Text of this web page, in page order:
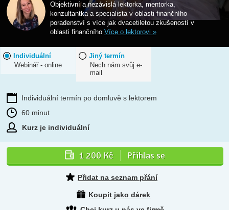
Objektivní a nezávislá lektorka, mentorka,
konzultantka a specialista v oblasti finančního
poradenství s více jak dvacetiletou zkušeností v
oblasti finančního Více o lektorovi »
Individuální
Webinář - online
Jiný termín
Nech nám svůj e-
mail
Individuální termín po domluvě s lektorem
60 minut
Kurz je individuální
1 200 Kč Přihlas se
Přidat na seznam přání
Koupit jako dárek